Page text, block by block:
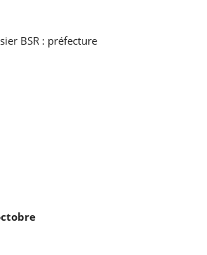
BSR : préfecture